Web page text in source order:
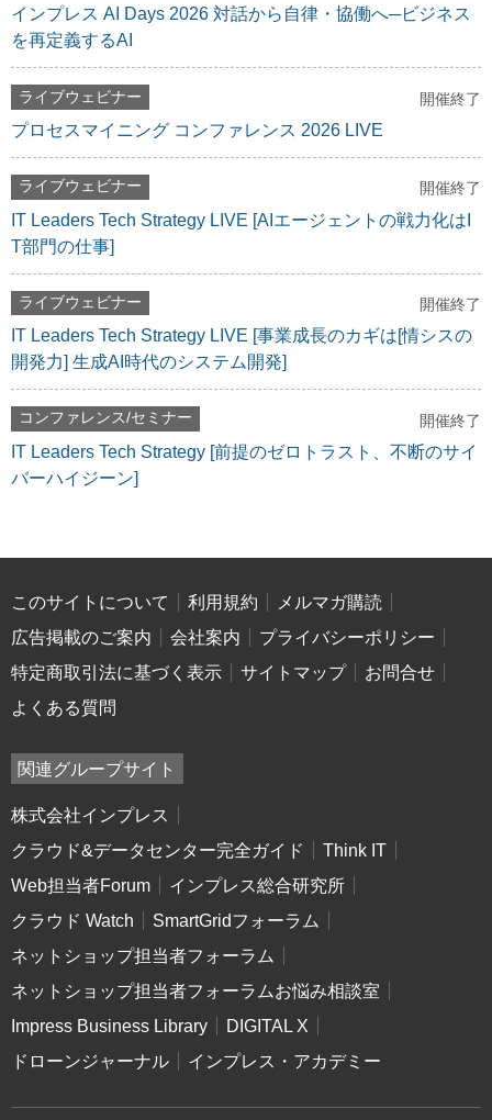
インプレス AI Days 2026 対話から自律・協働へ─ビジネス
を再定義するAI
ライブウェビナー 開催終了
プロセスマイニング コンファレンス 2026 LIVE
ライブウェビナー 開催終了
IT Leaders Tech Strategy LIVE [AIエージェントの戦力化はI
T部門の仕事]
ライブウェビナー 開催終了
IT Leaders Tech Strategy LIVE [事業成長のカギは[情シスの
開発力] 生成AI時代のシステム開発]
コンファレンス/セミナー 開催終了
IT Leaders Tech Strategy [前提のゼロトラスト、不断のサイ
バーハイジーン]
このサイトについて 利用規約
メルマガ購読
広告掲載のご案内
会社案内
プライバシーポリシー
特定商取引法に基づく表示
サイトマップ
お問合せ
よくある質問
関連グループサイト
株式会社インプレス
クラウド&データセンター完全ガイド
Think IT
Web担当者Forum
インプレス総合研究所
クラウド Watch
SmartGridフォーラム
ネットショップ担当者フォーラム
ネットショップ担当者フォーラムお悩み相談室
Impress Business Library
DIGITAL X
ドローンジャーナル
インプレス・アカデミー